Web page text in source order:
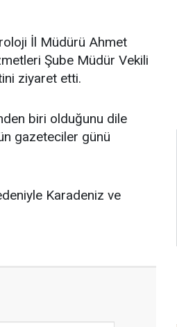
İl Müdürü Ahmet
Şube Müdür Vekili
ziyaret etti.
biri olduğunu dile
gazeteciler günü
Karadeniz ve